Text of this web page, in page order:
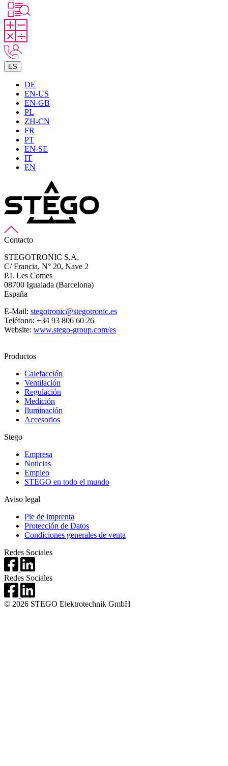
ES
DE
EN-US
EN-GB
PL
ZH-CN
FR
PT
EN-SE
IT
EN
Contacto
STEGOTRONIC S.A.
C/ Francia, N° 20, Nave 2
P.I. Les Comes
08700 Igualada (Barcelona)
España
E-Mail: stegotronic@stegotronic.es
Teléfono: +34 93 806 60 26
Website: www.stego-group.com/es
Productos
Calefacción
Ventilación
Regulación
Medición
Iluminación
Accesorios
Stego
Empresa
Noticias
Empleo
STEGO en todo el mundo
Aviso legal
Pie de imprenta
Protección de Datos
Condiciones generales de venta
Redes Sociales
Redes Sociales
© 2026 STEGO Elektrotechnik GmbH